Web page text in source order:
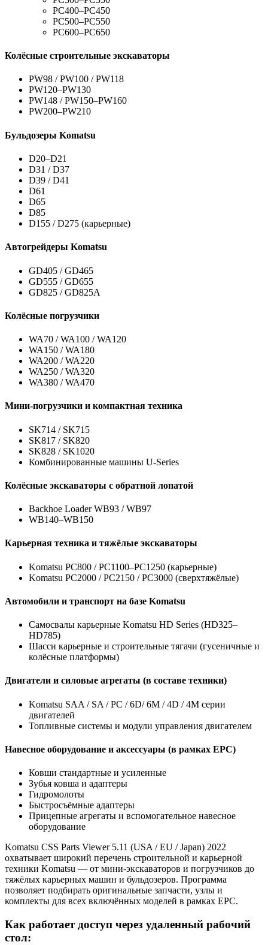
PC400–PC450
PC500–PC550
PC600–PC650
Колёсные строительные экскаваторы
PW98 / PW100 / PW118
PW120–PW130
PW148 / PW150–PW160
PW200–PW210
Бульдозеры Komatsu
D20–D21
D31 / D37
D39 / D41
D61
D65
D85
D155 / D275 (карьерные)
Автогрейдеры Komatsu
GD405 / GD465
GD555 / GD655
GD825 / GD825A
Колёсные погрузчики
WA70 / WA100 / WA120
WA150 / WA180
WA200 / WA220
WA250 / WA320
WA380 / WA470
Мини-погрузчики и компактная техника
SK714 / SK715
SK817 / SK820
SK828 / SK1020
Комбинированные машины U-Series
Колёсные экскаваторы с обратной лопатой
Backhoe Loader WB93 / WB97
WB140–WB150
Карьерная техника и тяжёлые экскаваторы
Komatsu PC800 / PC1100–PC1250 (карьерные)
Komatsu PC2000 / PC2150 / PC3000 (сверхтяжёлые)
Автомобили и транспорт на базе Komatsu
Самосвалы карьерные Komatsu HD Series (HD325–
HD785)
Шасси карьерные и строительные тягачи (гусеничные и
колёсные платформы)
Двигатели и силовые агрегаты (в составе техники)
Komatsu SAA / SA / PC / 6D/ 6M / 4D / 4M серии
двигателей
Топливные системы и модули управления двигателем
Навесное оборудование и аксессуары (в рамках EPC)
Ковши стандартные и усиленные
Зубья ковша и адаптеры
Гидромолоты
Быстросъёмные адаптеры
Прицепные агрегаты и вспомогательное навесное
оборудование
Komatsu CSS Parts Viewer 5.11 (USA / EU / Japan) 2022
охватывает широкий перечень строительной и карьерной
техники Komatsu — от мини-экскаваторов и погрузчиков до
тяжёлых карьерных машин и бульдозеров. Программа
позволяет подбирать оригинальные запчасти, узлы и
комплекты для всех включённых моделей в рамках EPC.
Как работает доступ через удаленный рабочий
стол: